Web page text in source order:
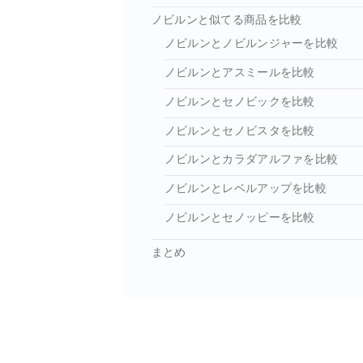
ノビルンと似てる商品を比較
ノビルンとノビルンジャーを比較
ノビルンとアスミールを比較
ノビルンとセノビックを比較
ノビルンとセノビスタを比較
ノビルンとカラダアルファを比較
ノビルンとレベルアップを比較
ノビルンとセノッピーを比較
まとめ